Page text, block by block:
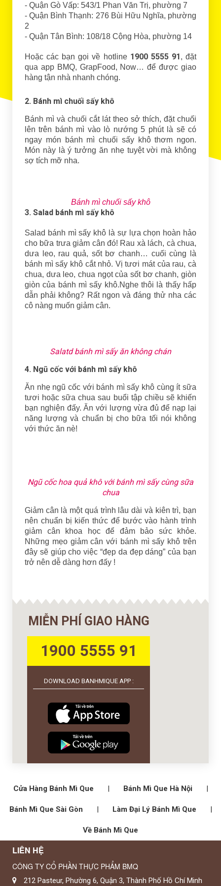
- Quận Gò Vấp: 543/1 Phan Văn Trị, phường 7
- Quận Bình Thạnh: 276 Bùi Hữu Nghĩa, phường
2
- Quận Tân Bình: 108/18 Cộng Hòa, phường 14
Hoặc các bạn gọi về hotline 1900 5555 91 , đặt
qua app BMQ, GrapFood, Now… để được giao
hàng tận nhà nhanh chóng.
2. Bánh mì chuối sấy khô
Bánh mì và chuối cắt lát theo sở thích, đặt chuối
lên trên bánh mì vào lò nướng 5 phút là sẽ có
ngay món bánh mì chuối sấy khô thơm ngon.
Món này là ý tưởng ăn nhẹ tuyệt vời mà không
sợ tích mỡ nha.
Bánh mì chuối sấy khô
3. Salad bánh mì sấy khô
Salad bánh mì sấy khô là sự lựa chọn hoàn hảo
cho bữa trưa giảm cân đó! Rau xà lách, cà chua,
dưa leo, rau quả, sốt bơ chanh… cuối cùng là
bánh mì sấy khô cắt nhỏ. Vị tươi mát của rau, cà
chua, dưa leo, chua ngọt của sốt bơ chanh, giòn
giòn của bánh mì sấy khô.Nghe thôi là thấy hấp
dẫn phải không? Rất ngon và đáng thử nha các
cô nàng muốn giảm cân.
Salatd bánh mì sấy ăn không chán
4. Ngũ cốc với bánh mì sấy khô
Ăn nhẹ ngũ cốc với bánh mì sấy khô cùng ít sữa
tươi hoặc sữa chua sau buổi tập chiều sẽ khiến
bạn nghiện đấy. Ăn với lượng vừa đủ để nạp lại
năng lượng và chuẩn bị cho bữa tối nói không
với thức ăn nè!
Ngũ cốc hoa quả khô với bánh mì sấy cùng sữa
chua
Giảm cân là một quá trình lâu dài và kiên trì, bạn
nên chuẩn bị kiến thức để bước vào hành trình
giảm cân khoa học để đảm bảo sức khỏe.
Những mẹo giảm cân với bánh mì sấy khô trên
đây sẽ giúp cho việc “đẹp da đẹp dáng” của bạn
trở nên dễ dàng hơn đấy !
MIỄN PHÍ GIAO HÀNG
1900 5555 91
DOWNLOAD BANHMIQUE APP :
Cửa Hàng Bánh Mì Que | Bánh Mì Que Hà Nội |
Bánh Mì Que Sài Gòn | Làm Đại Lý Bánh Mì Que |
Về Bánh Mì Que
LIÊN HỆ
CÔNG TY CỔ PHẦN THỰC PHẨM BMQ
212 Pasteur, Phường 6, Quận 3, Thành Phố Hồ Chí Minh